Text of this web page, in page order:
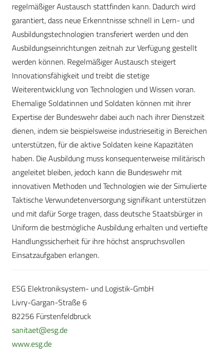
regelmäßiger Austausch stattfinden kann. Dadurch wird
garantiert, dass neue Erkenntnisse schnell in Lern- und
Ausbildungstechnologien transferiert werden und den
Ausbildungseinrichtungen zeitnah zur Verfügung gestellt
werden können. Regelmäßiger Austausch steigert
Innovationsfähigkeit und treibt die stetige
Weiterentwicklung von Technologien und Wissen voran.
Ehemalige Soldatinnen und Soldaten können mit ihrer
Expertise der Bundeswehr dabei auch nach ihrer Dienstzeit
dienen, indem sie beispielsweise industrieseitig in Bereichen
unterstützen, für die aktive Soldaten keine Kapazitäten
haben. Die Ausbildung muss konsequenterweise militärisch
angeleitet bleiben, jedoch kann die Bundeswehr mit
innovativen Methoden und Technologien wie der Simulierte
Taktische Verwundetenversorgung signifikant unterstützen
und mit dafür Sorge tragen, dass deutsche Staatsbürger in
Uniform die bestmögliche Ausbildung erhalten und vertiefte
Handlungssicherheit für ihre höchst anspruchsvollen
Einsatzaufgaben erlangen.
ESG Elektroniksystem- und Logistik-GmbH
Livry-Gargan-Straße 6
82256 Fürstenfeldbruck
sanitaet@esg.de
www.esg.de